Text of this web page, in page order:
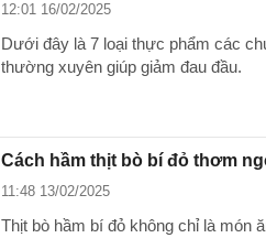
12:01 16/02/2025
Dưới đây là 7 loại thực phẩm các
thường xuyên giúp giảm đau đầu.
Cách hầm thịt bò bí đỏ thơm
11:48 13/02/2025
Thịt bò hầm bí đỏ không chỉ là món